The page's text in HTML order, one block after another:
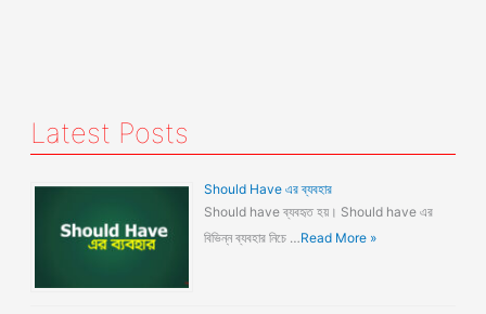
Latest Posts
Should Have এর ব্যবহার
Should have ব্যবহৃত হয়। Should have এর
বিভিন্ন ব্যবহার নিচে …Read More »